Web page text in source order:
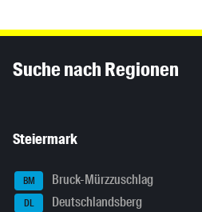
Suche nach Regionen
Steiermark
BM Bruck-Mürzzuschlag
DL Deutschlandsberg